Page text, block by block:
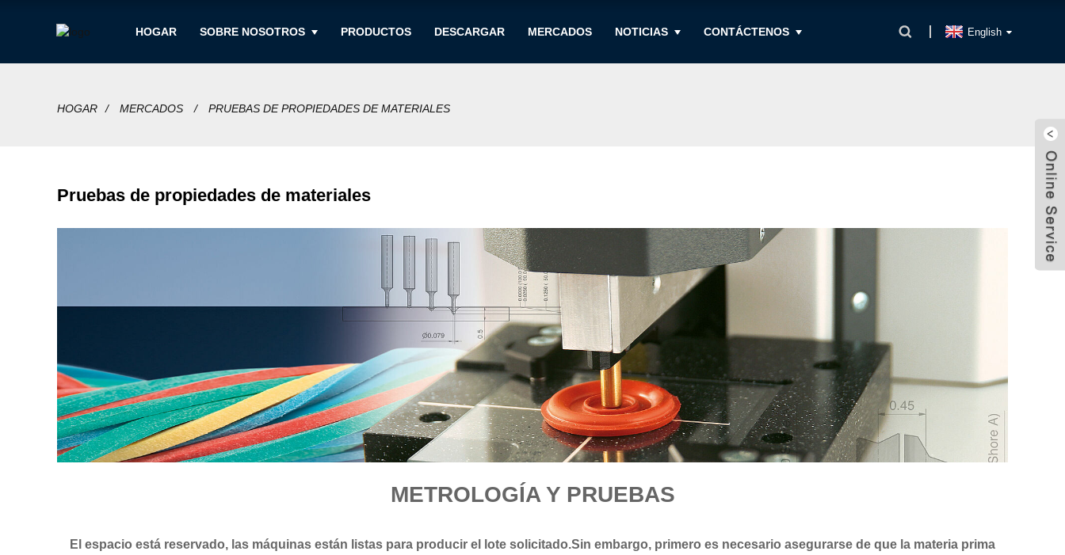
HOGAR SOBRE NOSOTROS PRODUCTOS DESCARGAR MERCADOS NOTICIAS CONTÁCTENOS English
HOGAR MERCADOS PRUEBAS DE PROPIEDADES DE MATERIALES
Pruebas de propiedades de materiales
METROLOGÍA Y PRUEBAS
El espacio está reservado, las máquinas están listas para producir el lote solicitado.Sin embargo, primero es necesario asegurarse de que la materia prima